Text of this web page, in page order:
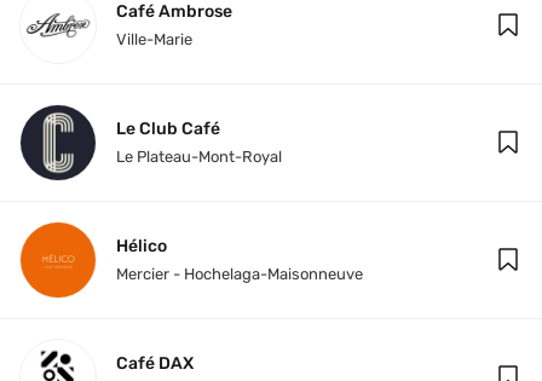
Café Ambrose
Ville-Marie
Le Club Café
Le Plateau-Mont-Royal
Hélico
Mercier - Hochelaga-Maisonneuve
Café DAX